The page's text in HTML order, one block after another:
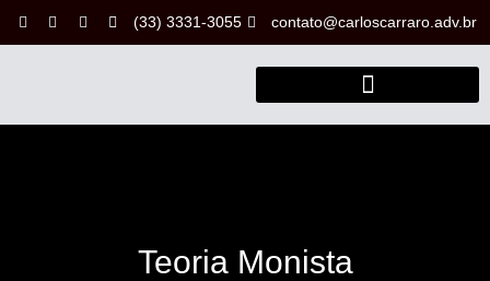
(33) 3331-3055 contato@carloscarraro.adv.br
Teoria Monista